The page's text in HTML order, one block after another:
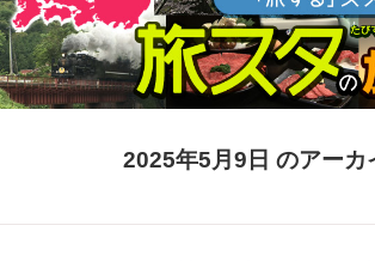
2025年5月9日 のアーカ